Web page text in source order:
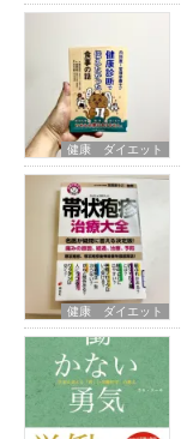
健康 ダイエット
健康 ダイエット